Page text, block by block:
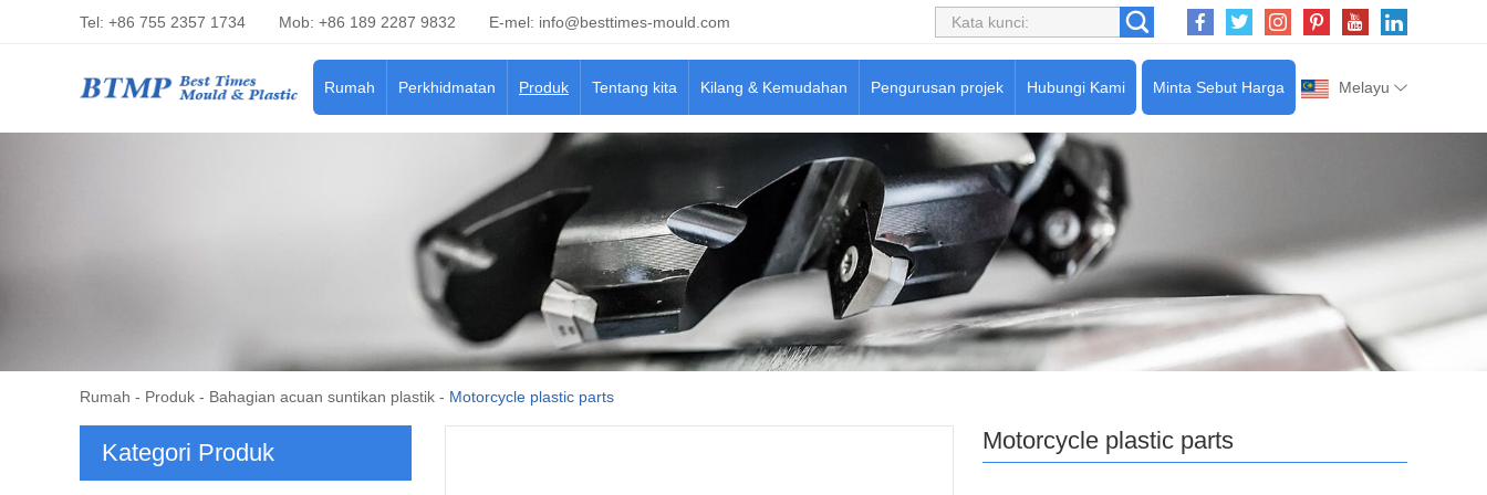
Tel: +86 755 2357 1734 Mob: +86 189 2287 9832 E-mel: info@besttimes-mould.com
Melayu
Minta Sebut Harga
Rumah Perkhidmatan Produk Tentang kita Kilang & Kemudahan Pengurusan projek Hubungi Kami
Rumah - Produk - Bahagian acuan suntikan plastik - Motorcycle plastic parts
Motorcycle plastic parts
Kategori Produk